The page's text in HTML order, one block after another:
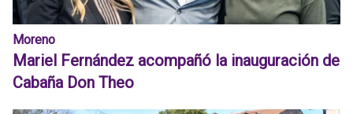
Moreno
Mariel Fernández acompañó la inauguración de
Cabaña Don Theo